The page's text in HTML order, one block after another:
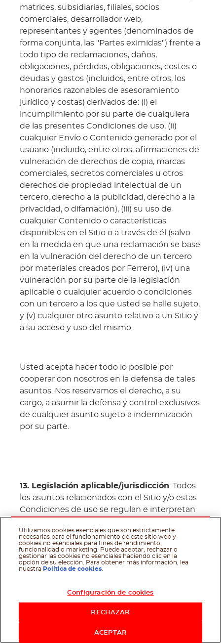
matrices, subsidiarias, filiales, socios
comerciales, desarrollador web,
representantes y agentes (denominados de
forma conjunta, las "Partes eximidas") frente a
todo tipo de reclamaciones, daños,
obligaciones, pérdidas, obligaciones, costes o
deudas y gastos (incluidos, entre otros, los
honorarios razonables de asesoramiento
jurídico y costas) derivados de: (i) el
incumplimiento por su parte de cualquiera
de las presentes Condiciones de uso, (ii)
cualquier Envío o Contenido generado por el
usuario (incluido, entre otros, afirmaciones de
vulneración de derechos de copia, marcas
comerciales, secretos comerciales u otros
derechos de propiedad intelectual de un
tercero, derecho a la publicidad, derecho a la
privacidad, o difamación), (iii) su uso de
cualquier Contenido o características
disponibles en el Sitio o a través de él (salvo
en la medida en que una reclamación se base
en la vulneración del derecho de un tercero
por materiales creados por Ferrero), (iv) una
vulneración por su parte de la legislación
aplicable o cualquier acuerdo o condiciones
con un tercero a los que usted se halle sujeto,
y (v) cualquier otro asunto relativo a un Sitio y
a su acceso y uso del mismo.
Usted acepta hacer todo lo posible por
cooperar con nosotros en la defensa de tales
asuntos. Nos reservamos el derecho, a su
cargo, a asumir la defensa y control exclusivos
de cualquier asunto sujeto a indemnización
por su parte.
13. Legislación aplicable/jurisdicción . Todos
los asuntos relacionados con el Sitio y/o estas
Condiciones de uso se regulan e interpretan
Ducado de Luxemburgo, sin referencia a
ningún conflicto o elección de principios
legales. Usted acepta que la jurisdicción
exclusiva y fuero de cualquier proceso legal
corresponderá a los tribunales
correspondientes de la Ciudad de
Si te gusta, compártelo en
Utilizamos cookies esenciales que son estrictamente
necesarias para el funcionamiento de este sitio web y
cookies no esenciales para fines de rendimiento,
funcionalidad o marketing. Puede aceptar, rechazar o
gestionar las cookies no esenciales haciendo clic en la
opción de su elección. Para obtener más información, lea
nuestra Política de cookies
Configuración de cookies
RECHAZAR
ACEPTAR